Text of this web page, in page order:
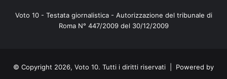
Voto 10 - Testata giornalistica - Autorizzazione del tribunale di
Roma N° 447/2009 del 30/12/2009
© Copyright 2026, Voto 10. Tutti i diritti riservati | Powered by